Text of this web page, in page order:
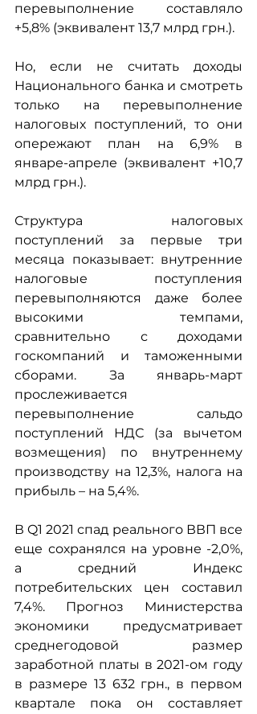
перевыполнение составляло
+5,8% (эквивалент 13,7 млрд грн.).
Но, если не считать доходы
Национального банка и смотреть
только на перевыполнение
налоговых поступлений, то они
опережают план на 6,9% в
январе-апреле (эквивалент +10,7
млрд грн.).
Структура налоговых
поступлений за первые три
месяца показывает: внутренние
налоговые поступления
перевыполняются даже более
высокими темпами,
сравнительно с доходами
госкомпаний и таможенными
сборами. За январь-март
прослеживается
перевыполнение сальдо
поступлений НДС (за вычетом
возмещения) по внутреннему
производству на 12,3%, налога на
прибыль – на 5,4%.
В Q1 2021 спад реального ВВП все
еще сохранялся на уровне -2,0%,
а средний Индекс
потребительских цен составил
7,4%. Прогноз Министерства
экономики предусматривает
среднегодовой размер
заработной платы в 2021-ом году
в размере 13 632 грн., в первом
квартале пока он составляет